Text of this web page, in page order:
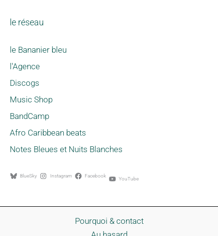
le réseau
le Bananier bleu
l'Agence
Discogs
Music Shop
BandCamp
Afro Caribbean beats
Notes Bleues et Nuits Blanches
BlueSky Instagram Facebook YouTube
Pourquoi & contact